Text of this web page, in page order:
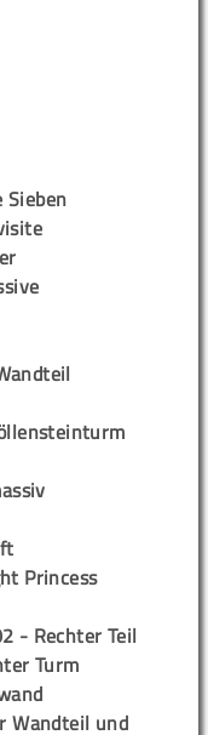
Sieben
Princess
- Rechter Teil
Turm
Wandteil und